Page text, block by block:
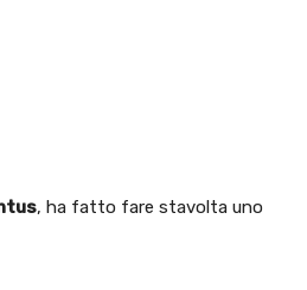
, ha fatto fare stavolta uno